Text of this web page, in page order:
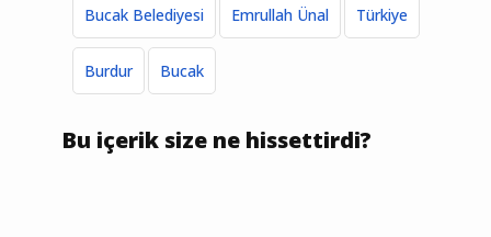
Bucak Belediyesi Emrullah Ünal Türkiye
Burdur Bucak
Bu içerik size ne hissettirdi?